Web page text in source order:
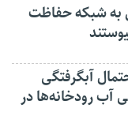
به شبکه حفاظت
آبگرفتگی
آب رودخانه‌ها در